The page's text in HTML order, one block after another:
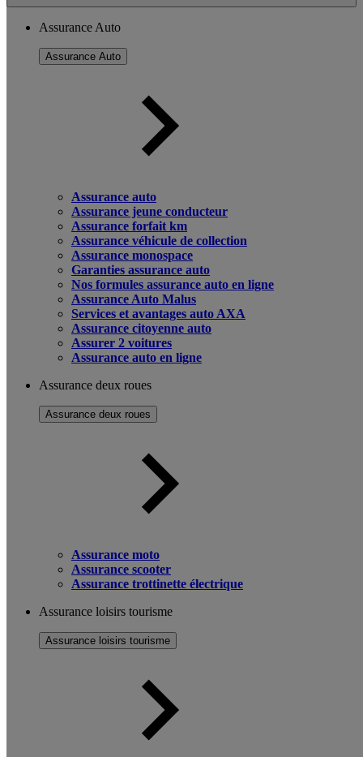
Assurance Auto
Assurance Auto
Assurance auto
Assurance jeune conducteur
Assurance forfait km
Assurance véhicule de collection
Assurance monospace
Garanties assurance auto
Nos formules assurance auto en ligne
Assurance Auto Malus
Services et avantages auto AXA
Assurance citoyenne auto
Assurer 2 voitures
Assurance auto en ligne
Assurance deux roues
Assurance deux roues
Assurance moto
Assurance scooter
Assurance trottinette électrique
Assurance loisirs tourisme
Assurance loisirs tourisme